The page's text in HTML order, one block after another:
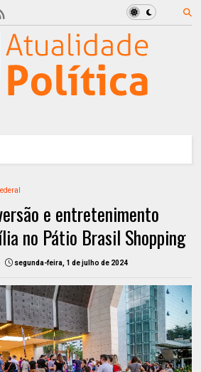
e entretenimento
no Pátio Brasil Shopping
segunda-feira, 1 de julho de 2024